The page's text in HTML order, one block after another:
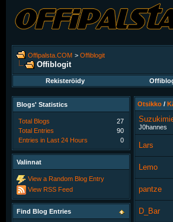
Offipalsta.COM > Offiblogit
Offiblogit
Rekisteröidy
Otsikko /
J0hannes
Lars
Lemo
pantze
D_Bar
Blogs' Statistics
Total Blogs
27
Total Entries
90
Entries in Last 24 Hours
0
Valinnat
View a Random Blog Entry
View RSS Feed
Find Blog Entries